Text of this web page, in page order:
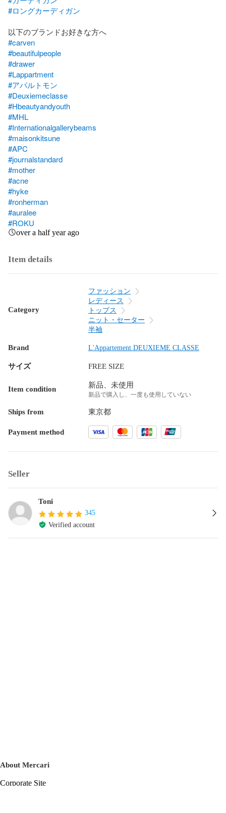
#ロングカーディガン
#carven
#beautifulpeople
#drawer
#Lappartment
#アパルトモン
#Deuxiemeclasse
#Hbeautyandyouth
#MHL
#Internationalgallerybeams
#maisonkitsune
#APC
#journalstandard
#mother
#acne
#hyke
#ronherman
#auralee
#ROKU
over a half year ago
Item details
Category
ファッション
レディース
トップス
ニット・セーター
半袖
Brand L'Appartement DEUXIEME CLASSE
サイズ FREE SIZE
Item condition 新品、未使用
新品で購入し、一度も使用していない
Ships from 東京都
Payment method
Seller
Toni
345
Verified account
About Mercari
Corporate Site